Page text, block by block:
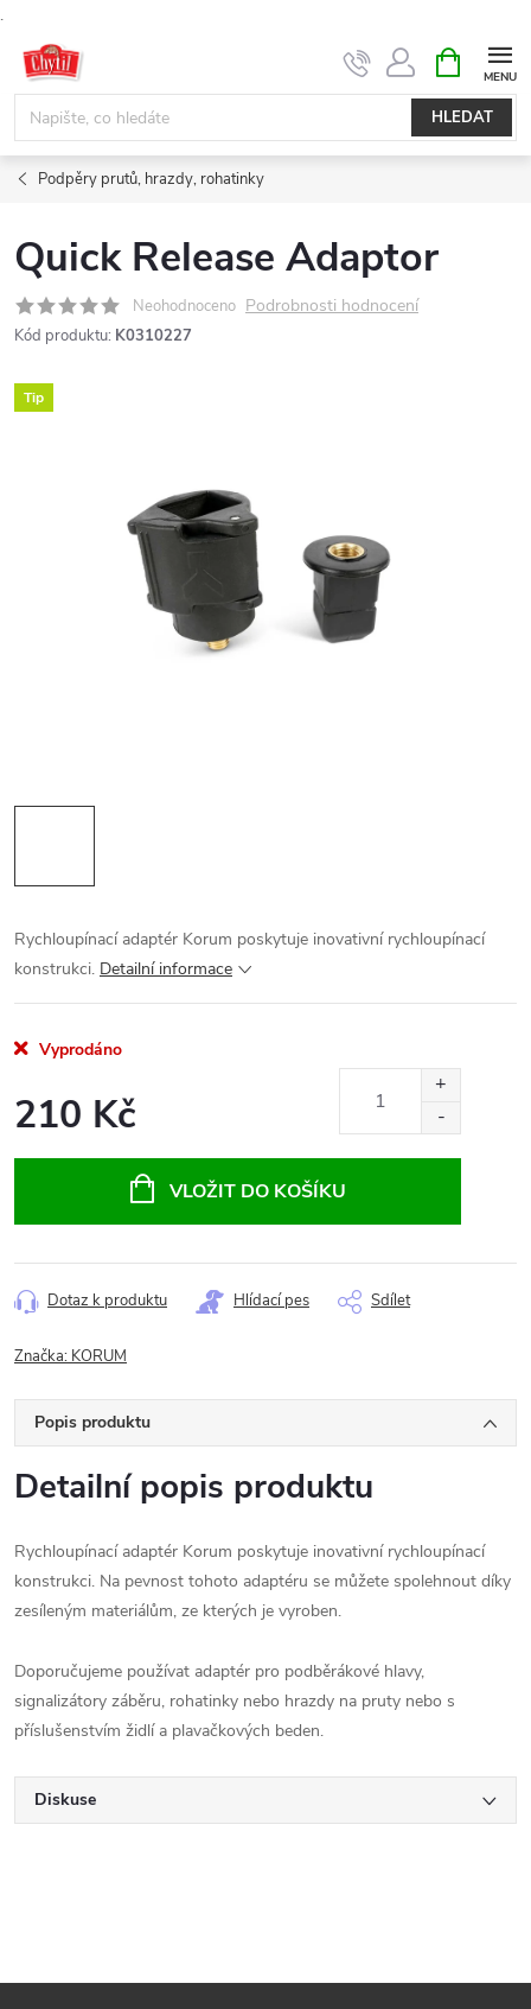
.
obsah
HLEDAT
NÁKUPNÍ
KOŠÍK
Podpěry prutů, hrazdy, rohatinky
Quick Release Adaptor
Neohodnoceno Podrobnosti hodnocení
Kód produktu: K0310227
Tip
Rychloupínací adaptér Korum poskytuje inovativní rychloupínací
konstrukci. Detailní informace
Vyprodáno
210 Kč
VLOŽIT DO KOŠÍKU
Dotaz k produktu Hlídací pes Sdílet
Značka: KORUM
Popis produktu
Detailní popis produktu
Rychloupínací adaptér Korum poskytuje inovativní rychloupínací
konstrukci. Na pevnost tohoto adaptéru se můžete spolehnout díky
zesíleným materiálům, ze kterých je vyroben.
Doporučujeme používat adaptér pro podběrákové hlavy,
signalizátory záběru, rohatinky nebo hrazdy na pruty nebo s
příslušenstvím židlí a plavačkových beden.
Diskuse